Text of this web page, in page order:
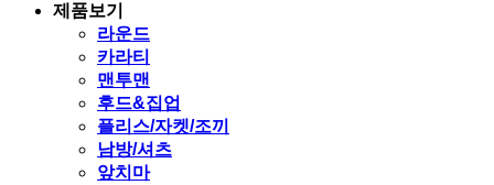
제품보기
라운드
카라티
맨투맨
후드&집업
플리스/자켓/조끼
남방/셔츠
앞치마